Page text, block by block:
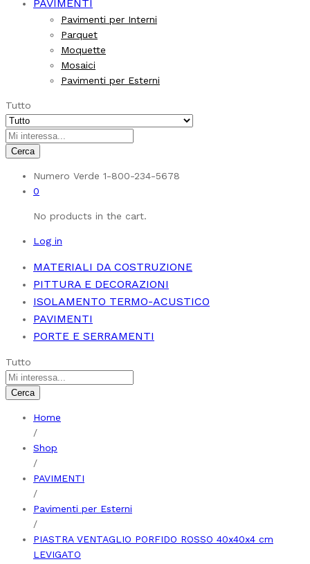
PAVIMENTI
Pavimenti per Interni
Parquet
Moquette
Mosaici
Pavimenti per Esterni
Tutto
Cerca
Numero Verde 1-800-234-5678
0
No products in the cart.
Log in
MATERIALI DA COSTRUZIONE
PITTURA E DECORAZIONI
ISOLAMENTO TERMO-ACUSTICO
PAVIMENTI
PORTE E SERRAMENTI
Tutto
Cerca
Home
/
Shop
/
PAVIMENTI
/
Pavimenti per Esterni
/
PIASTRA VENTAGLIO PORFIDO ROSSO 40x40x4 cm
LEVIGATO